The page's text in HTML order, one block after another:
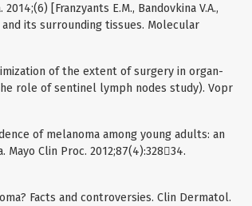
[Franzyants E.M., Bandovkina V.A.,
its surrounding tissues. Molecular
of the extent of surgery in organ-
role of sentinel lymph nodes study). Vopr
of melanoma among young adults: an
Clin Proc. 2012;87(4):32834.
Facts and controversies. Clin Dermatol.